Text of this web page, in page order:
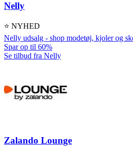
Nelly
⭐ NYHED
Nelly udsalg - shop modetøj, kjoler og
Spar op til 60%
Se tilbud fra Nelly
Zalando Lounge